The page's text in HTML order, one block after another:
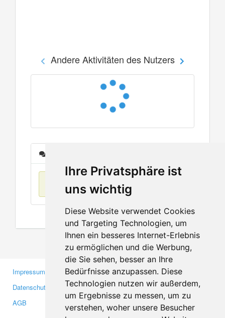
Ihre Privatsphäre ist
uns wichtig
Diese Website verwendet Cookies
und Targeting Technologien, um
Ihnen ein besseres Internet-Erlebnis
zu ermöglichen und die Werbung,
die Sie sehen, besser an Ihre
Bedürfnisse anzupassen. Diese
Technologien nutzen wir außerdem,
um Ergebnisse zu messen, um zu
verstehen, woher unsere Besucher
Andere Aktivitäten des Nutzers
Keine Einträge
Impressum
Datenschutzerklärung
AGB
Gewerbetreibende
Investoren